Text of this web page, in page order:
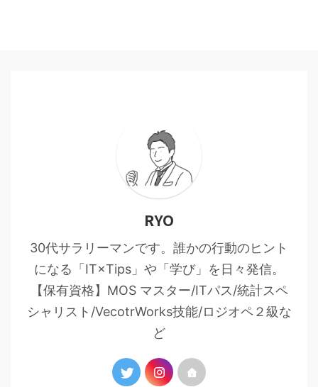
RYO
30代サラリーマンです。誰かの行動のヒント
になる「IT×Tips」や「学び」を日々発信。
【保有資格】MOS マスター/ITパス/統計スペ
シャリスト/VecotrWorks技能/ロジオペ２級な
ど